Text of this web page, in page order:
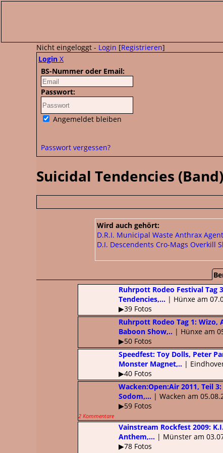
Nicht eingeloggt - Login [Registrieren]
Login X
BS-Nummer oder Email:
Passwort:
Angemeldet bleiben
Passwort vergessen?
Suicidal Tendencies
Wird auch gehört:
D.R.I. Municipal Waste Anthrax
D.I. Descendents Cro-Mags Overkill
Ruhrpott Rodeo Festival Tag
Tendencies,... | Hünxe am
▶39 Fotos
Ruhrpott Rodeo Tag 1: Wizo,
Baboon Show,.. | Hünxe am
▶50 Fotos
Speedfest: Toy Dolls, Peter
Monster Magnet,.. |
▶40 Fotos
Wacken:Open:Air 2011, Teil
Sodom,... | Wacken am
▶59 Fotos
2 Kommentare
Vainstream Rockfest 2009:
Anthem,... | Münster am
▶78 Fotos